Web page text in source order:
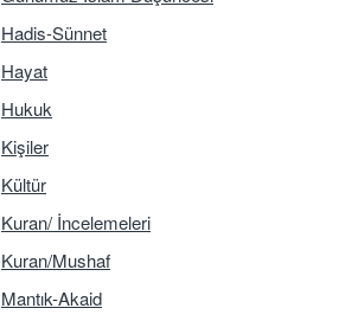
Hadis-Sünnet
Hayat
Hukuk
Kişiler
Kültür
Kuran/ İncelemeleri
Kuran/Mushaf
Mantık-Akaid